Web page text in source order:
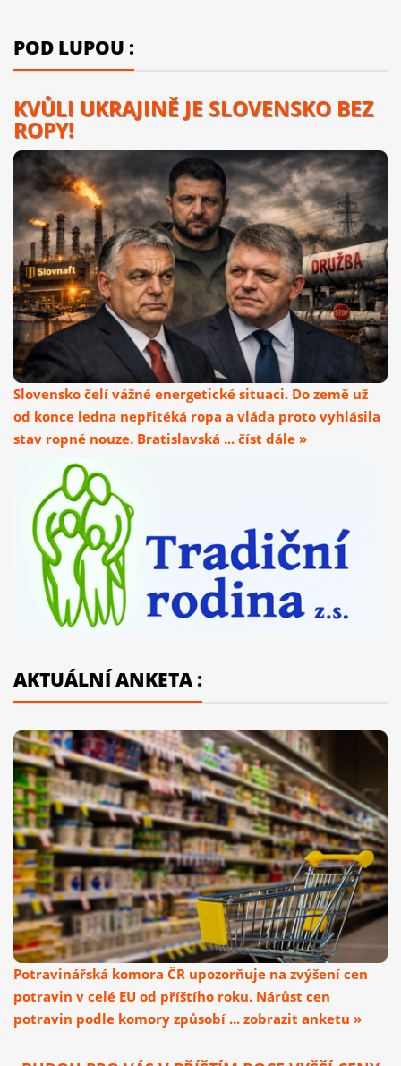
POD LUPOU :
KVŮLI UKRAJINĚ JE SLOVENSKO BEZ
ROPY!
Slovensko čelí vážné energetické situaci. Do země už
od konce ledna nepřitéká ropa a vláda proto vyhlásila
stav ropné nouze. Bratislavská ... číst dále »
AKTUÁLNÍ ANKETA :
Potravinářská komora ČR upozorňuje na zvýšení cen
potravin v celé EU od příštího roku. Nárůst cen
potravin podle komory způsobí ... zobrazit anketu »